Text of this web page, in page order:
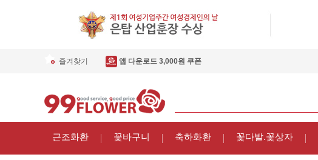
즐겨찾기 앱 다운로드 3,000원 쿠폰
근조화환 꽃바구니 축하화환 꽃다발.꽃상자